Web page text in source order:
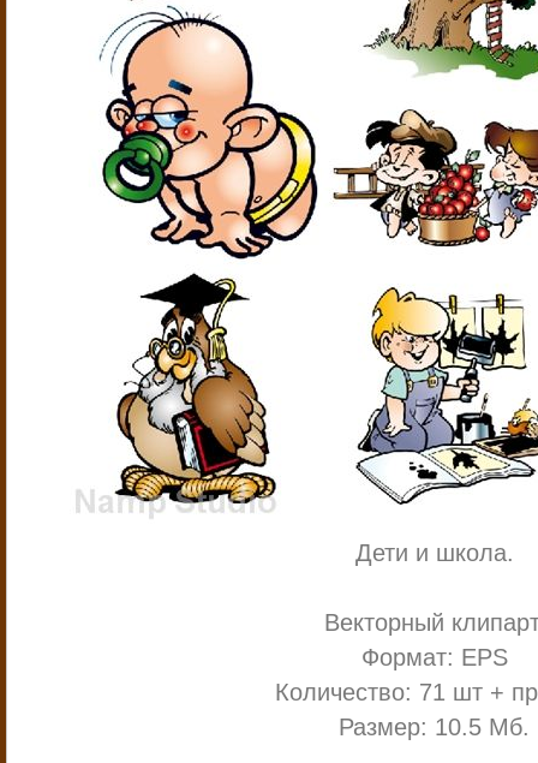
Дети и школа.
Векторный
Формат: EPS
Количество: 71 шт +
Размер: 10.5 Мб.